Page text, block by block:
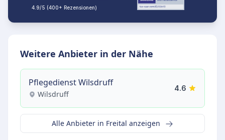
4.9/5 (400+ Rezensionen)
Weitere Anbieter in der Nähe
Pflegedienst Wilsdruff
Wilsdruff
4.6
Alle Anbieter in Freital anzeigen